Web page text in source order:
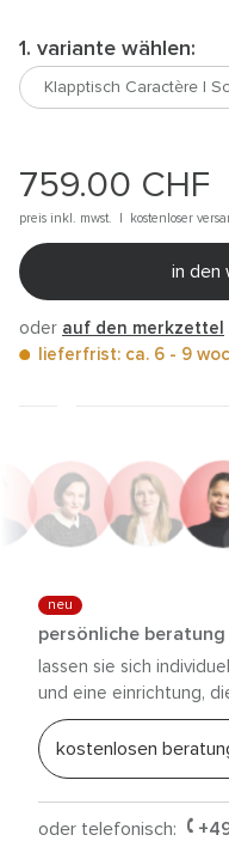
1. variante wählen:
759.00 CHF
preis inkl. mwst. | kostenloser
in den
oder auf den merkzettel
lieferfrist: ca. 6 - 9
neu
persönliche
lassen sie sich
und eine einrichtung,
kostenlosen
oder telefonisch: